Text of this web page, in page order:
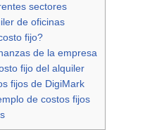
sectores
de oficinas
fijo?
de la empresa
fijo del alquiler
fijos de DigiMark
de costos fijos